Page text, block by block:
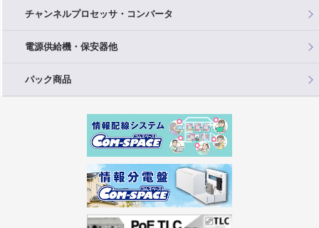
チャンネルプロセッサ・コンバータ
電源供給機・保安器他
パック商品